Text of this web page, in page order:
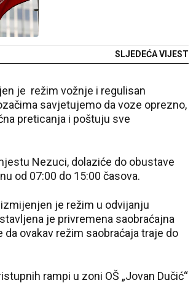
SLJEDEĆA VIJEST
je režim vožnje i regulisan
savjetujemo da voze oprezno,
preticanja i poštuju sve
Nezuci, dolaziće do obustave
od 07:00 do 15:00 časova.
je režim u odvijanju
je privremena saobraćajna
ovakav režim saobraćaja traje do
rampi u zoni OŠ „Jovan Dučić“